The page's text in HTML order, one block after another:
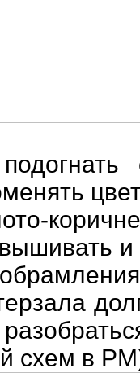
и
схем в